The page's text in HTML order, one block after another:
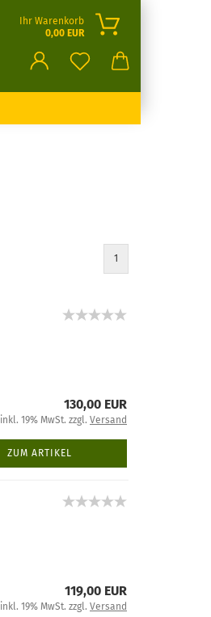
Ihr Warenkorb
0,00 EUR
1
130,00 EUR
inkl. 19% MwSt. zzgl. Versand
ZUM ARTIKEL
119,00 EUR
inkl. 19% MwSt. zzgl. Versand